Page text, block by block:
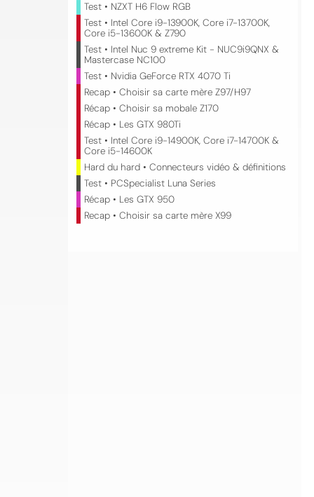
Test • NZXT H6 Flow RGB
Test • Intel Core i9-13900K, Core i7-13700K,
Core i5-13600K & Z790
Test • Intel Nuc 9 extreme Kit - NUC9i9QNX &
Mastercase NC100
Test • Nvidia GeForce RTX 4070 Ti
Recap • Choisir sa carte mère Z97/H97
Récap • Choisir sa mobale Z170
Récap • Les GTX 980Ti
Test • Intel Core i9-14900K, Core i7-14700K &
Core i5-14600K
Hard du hard • Connecteurs vidéo & définitions
Test • PCSpecialist Luna Series
Récap • Les GTX 950
Recap • Choisir sa carte mère X99